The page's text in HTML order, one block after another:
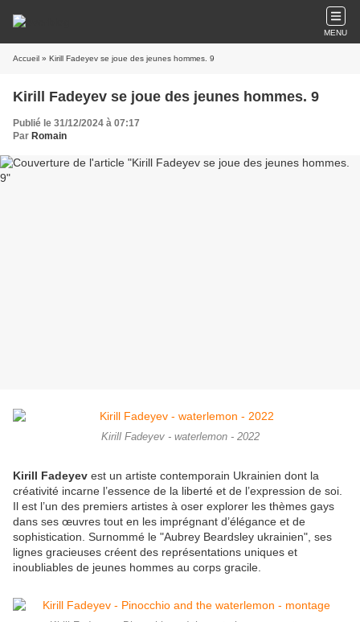
MENU
Accueil » Kirill Fadeyev se joue des jeunes hommes. 9
Kirill Fadeyev se joue des jeunes hommes. 9
Publié le 31/12/2024 à 07:17
Par Romain
Kirill Fadeyev - waterlemon - 2022
Kirill Fadeyev est un artiste contemporain Ukrainien dont la
créativité incarne l’essence de la liberté et de l’expression de soi.
Il est l’un des premiers artistes à oser explorer les thèmes gays
dans ses œuvres tout en les imprégnant d’élégance et de
sophistication. Surnommé le "Aubrey Beardsley ukrainien", ses
lignes gracieuses créent des représentations uniques et
inoubliables de jeunes hommes au corps gracile.